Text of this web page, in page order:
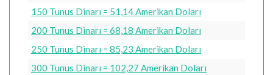
150 Tunus Dinarı = 51,14 Amerikan Doları
200 Tunus Dinarı = 68,18 Amerikan Doları
250 Tunus Dinarı = 85,23 Amerikan Doları
300 Tunus Dinarı = 102,27 Amerikan Doları